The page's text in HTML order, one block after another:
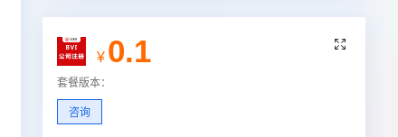

¥ 0.1
套餐版本：
咨询